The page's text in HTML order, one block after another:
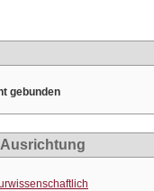
gebunden